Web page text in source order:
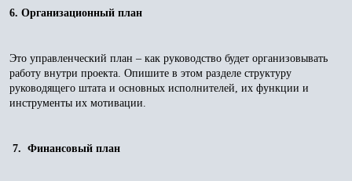
6. Организационный план
Это управленческий план – как руководство будет организовывать
работу внутри проекта. Опишите в этом разделе структуру
руководящего штата и основных исполнителей, их функции и
инструменты их мотивации.
7. Финансовый план